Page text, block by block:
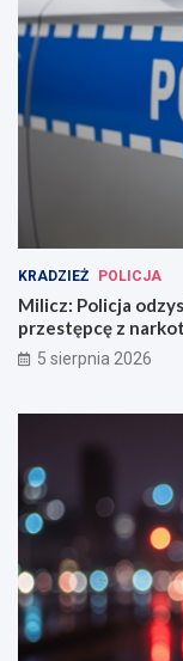
KRADZIEŻ POLICJA
Milicz: Policja
przestępcę z
5 sierpnia 2026